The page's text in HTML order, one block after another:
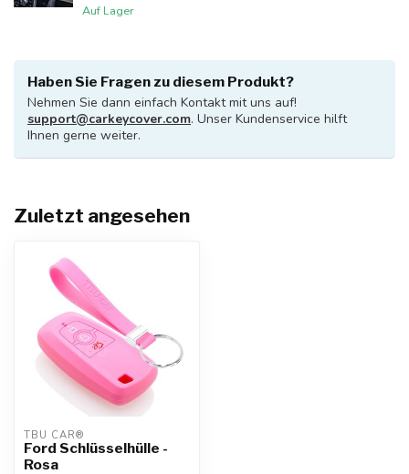
Auf Lager
Haben Sie Fragen zu diesem Produkt?
Nehmen Sie dann einfach Kontakt mit uns auf!
support@carkeycover.com. Unser Kundenservice hilft
Ihnen gerne weiter.
Zuletzt angesehen
TBU CAR®
Ford Schlüsselhülle -
Rosa